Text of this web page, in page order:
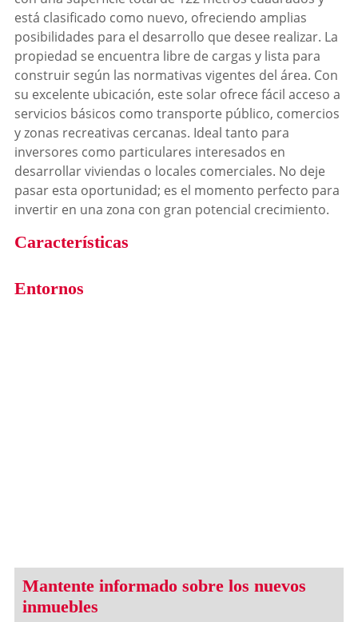
está clasificado como nuevo, ofreciendo amplias
posibilidades para el desarrollo que desee realizar. La
propiedad se encuentra libre de cargas y lista para
construir según las normativas vigentes del área. Con
su excelente ubicación, este solar ofrece fácil acceso a
servicios básicos como transporte público, comercios
y zonas recreativas cercanas. Ideal tanto para
inversores como particulares interesados en
desarrollar viviendas o locales comerciales. No deje
pasar esta oportunidad; es el momento perfecto para
invertir en una zona con gran potencial crecimiento.
Características
Entornos
Mantente informado sobre los nuevos
inmuebles